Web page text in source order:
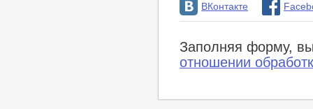
ВКонтакте
Заполняя форму,
отношении